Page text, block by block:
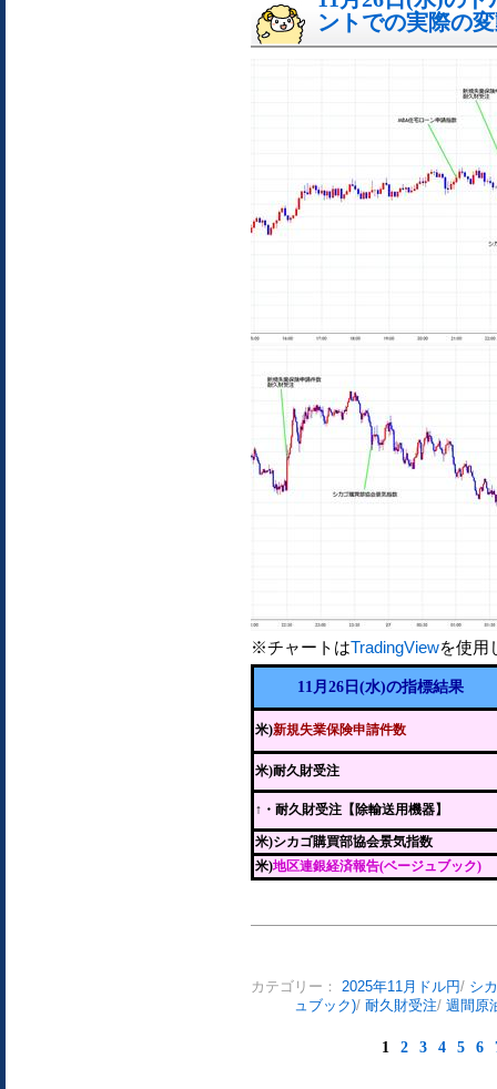
ントでの実際の
※チャートはTradingViewを使用
11月26日(水)の指標結果
米)新規失業保険申請件数
米)耐久財受注
↑ ・耐久財受注【除輸送用機器】
米)シカゴ購買部協会景気指数
米)地区連銀経済報告(ベージュブック)
カテゴリー： 2025年11月ドル円/ シ
ュブック)/ 耐久財受注/ 週間原
1 2 3 4 5 6